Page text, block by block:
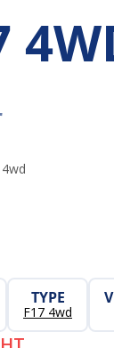
TYPE
F17 4wd